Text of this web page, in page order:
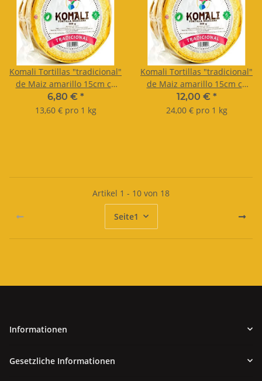
Komali Tortillas "tradicional"
de Maiz amarillo 15cm ca
20Stk 500g
6,80 € *
13,60 € pro 1 kg
Komali Tortillas "tradicional"
de Maiz amarillo 15cm ca
40Stk 1kg
12,00 € *
24,00 € pro 1 kg
Artikel 1 - 10 von 18
Seite1
Informationen
Gesetzliche Informationen